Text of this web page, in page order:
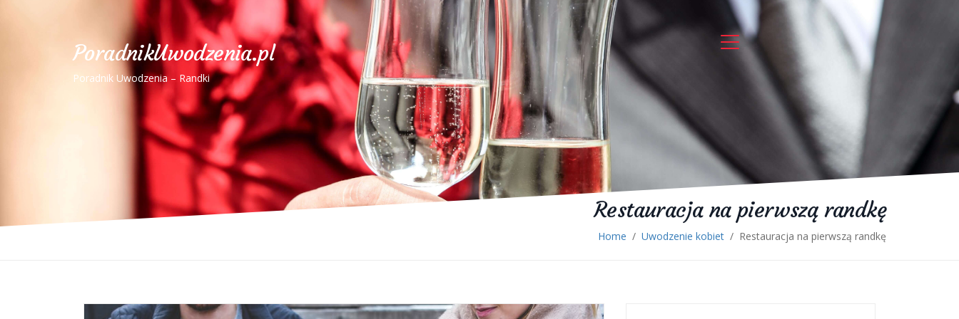
PoradnikUwodzenia.pl
Poradnik Uwodzenia – Randki
Restauracja na pierwszą randkę
Home / Uwodzenie kobiet / Restauracja na pierwszą randkę